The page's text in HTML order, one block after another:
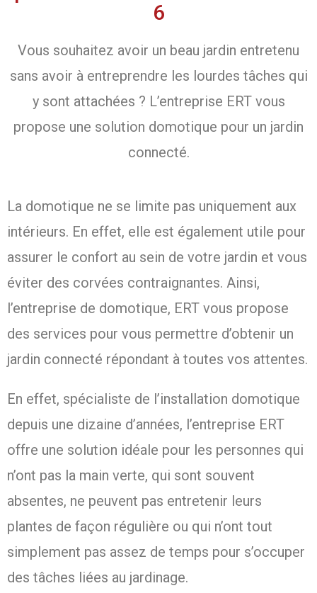
6
Vous souhaitez avoir un beau jardin entretenu
sans avoir à entreprendre les lourdes tâches qui
y sont attachées ? L’entreprise ERT vous
propose une solution domotique pour un jardin
connecté.
La domotique ne se limite pas uniquement aux
intérieurs. En effet, elle est également utile pour
assurer le confort au sein de votre jardin et vous
éviter des corvées contraignantes. Ainsi,
l’entreprise de domotique, ERT vous propose
des services pour vous permettre d’obtenir un
jardin connecté répondant à toutes vos attentes.
En effet, spécialiste de l’installation domotique
depuis une dizaine d’années, l’entreprise ERT
offre une solution idéale pour les personnes qui
n’ont pas la main verte, qui sont souvent
absentes, ne peuvent pas entretenir leurs
plantes de façon régulière ou qui n’ont tout
simplement pas assez de temps pour s’occuper
des tâches liées au jardinage.